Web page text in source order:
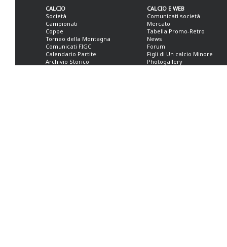
CALCIO
Società
Campionati
Coppe
Torneo della Montagna
Comunicati FIGC
Calendario Partite
Archivio Storico
CALCIO E WEB
Comunicati società
Mercato
Tabella Promo-Retro
News
Forum
Figli di Un calcio Minore
Photogallery